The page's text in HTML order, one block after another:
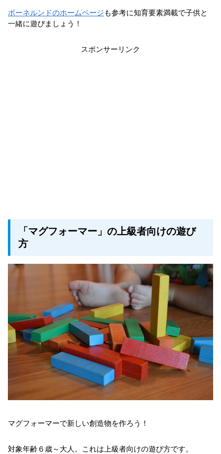
ボーネルンドのホームページも参考に知育要素満載で子供と
一緒に遊びましょう！
スポンサーリンク
「マグフォーマー」の上級者向けの遊び
方
マグフォーマーで新しい創造物を作ろう！
対象年齢６歳～大人。これは上級者向けの遊び方です。